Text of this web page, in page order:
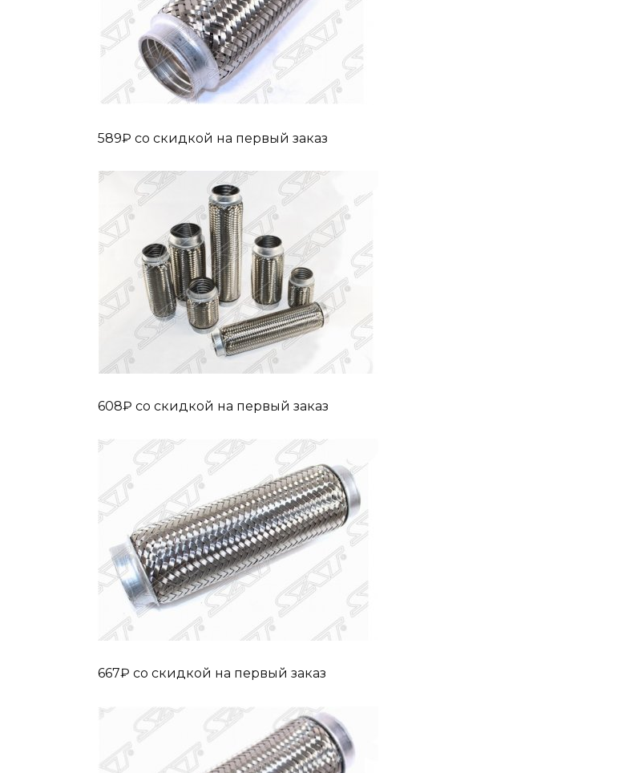
589₽ cо скидкой на первый заказ
608₽ cо скидкой на первый заказ
667₽ cо скидкой на первый заказ